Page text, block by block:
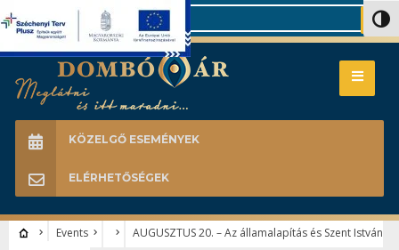
Search
KÖZELGŐ ESEMÉNYEK
ELÉRHETŐSÉGEK
Events
AUGUSZTUS 20. – Az államalapítás és Szent István